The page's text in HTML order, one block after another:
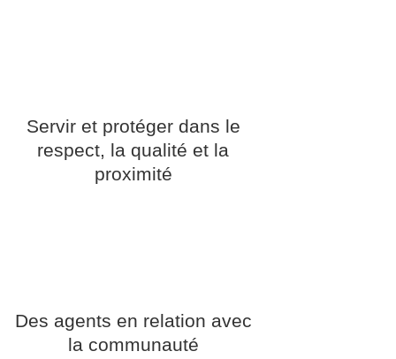
Servir et protéger dans le
respect, la qualité et la
proximité
Des agents en relation avec
la communauté